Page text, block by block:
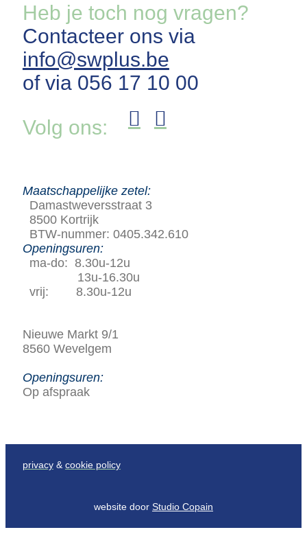
Heb je toch nog vragen?
Contacteer ons via
info@swplus.be
of via 056 17 10 00
Volg ons:
Maatschappelijke zetel:
Damastweversstraat 3
8500 Kortrijk
BTW-nummer: 0405.342.610
Openingsuren:
ma-do: 8.30u-12u
13u-16.30u
vrij: 8.30u-12u
Nieuwe Markt 9/1
8560 Wevelgem
Openingsuren:
Op afspraak
privacy& cookie policy
website door Studio Copain